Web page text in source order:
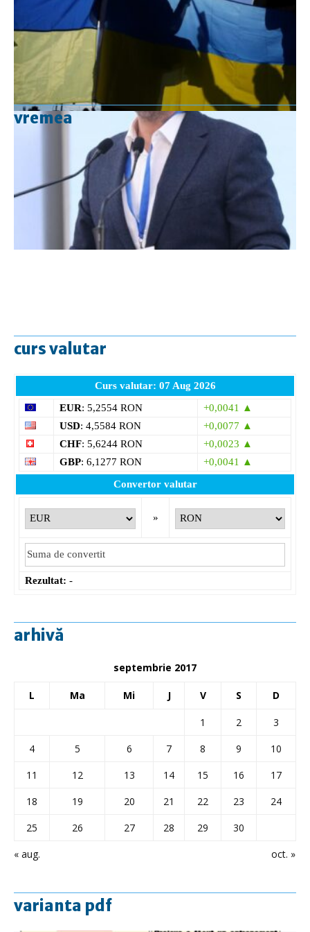
vremea
curs valutar
Curs valutar: 07 Aug 2026
EUR: 5,2554 RON
+0,0041 ▲
USD: 4,5584 RON
+0,0077 ▲
CHF: 5,6244 RON
+0,0023 ▲
GBP: 6,1277 RON
+0,0041 ▲
Convertor valutar
»
Rezultat: -
arhivă
septembrie 2017
L Ma Mi J V S D
« aug. oct. »
1 2
3
4
5 6 7 8 9
10
11
12 13 14 15 16
17
18
19 20 21 22 23
24
25
26 27 28 29 30
varianta pdf